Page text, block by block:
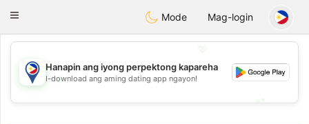
PhilippinesChat
Toggle
Mode Mag-login
💖
💕
Hanapin ang iyong perpektong kapareha
I-download ang aming dating app ngayon!